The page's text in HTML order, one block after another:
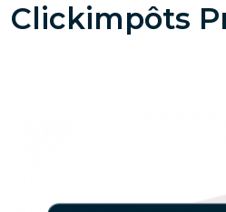
Clickimpôts